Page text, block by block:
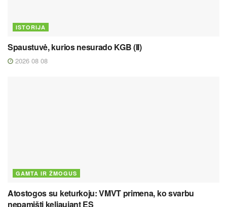
ISTORIJA
Spaustuvė, kurios nesurado KGB (II)
2026 08 08
GAMTA IR ŽMOGUS
Atostogos su keturkoju: VMVT primena, ko svarbu
nepamišti keliaujant ES